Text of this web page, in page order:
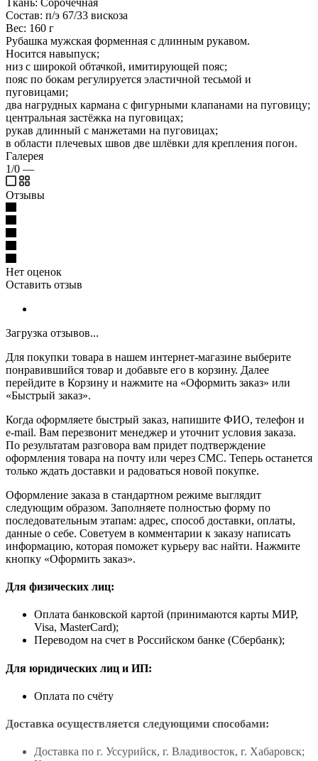
Состав: п/э 67/33 вискоза
Вес: 160 г
Рубашка мужская форменная с длинным рукавом.
Носится навыпуск;
низ с широкой обтачкой, имитирующей пояс;
пояс по бокам регулируется эластичной тесьмой и
пуговицами;
два нагрудных кармана с фигурными клапанами на пуговицу;
центральная застёжка на пуговицах;
рукав длинный с манжетами на пуговицах;
в области плечевых швов две шлёвки для крепления погон.
Галерея
1/0 —
Отзывы
Нет оценок
Оставить отзыв
Загрузка отзывов...
Для покупки товара в нашем интернет-магазине выберите
понравившийся товар и добавьте его в корзину. Далее
перейдите в Корзину и нажмите на «Оформить заказ» или
«Быстрый заказ».
Когда оформляете быстрый заказ, напишите ФИО, телефон и
e-mail. Вам перезвонит менеджер и уточнит условия заказа.
По результатам разговора вам придет подтверждение
оформления товара на почту или через СМС. Теперь останется
только ждать доставки и радоваться новой покупке.
Оформление заказа в стандартном режиме выглядит
следующим образом. Заполняете полностью форму по
последовательным этапам: адрес, способ доставки, оплаты,
данные о себе. Советуем в комментарии к заказу написать
информацию, которая поможет курьеру вас найти. Нажмите
кнопку «Оформить заказ».
Для физических лиц:
Оплата банковской картой (принимаются карты МИР,
Visa, MasterCard);
Переводом на счет в Российском банке (Сбербанк);
Для юридических лиц и ИП:
Оплата по счёту
Доставка осуществляется следующими способами:
Доставка по г. Уссурийск, г. Владивосток, г. Хабаровск;